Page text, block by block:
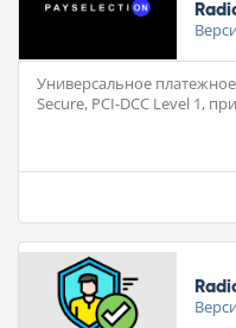
Универсальное
Secure, PCI-DCС Level 1,